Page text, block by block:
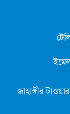
জাহাঙ্গীর